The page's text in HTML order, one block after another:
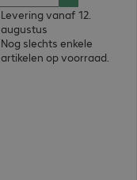
Levering vanaf 12.
augustus
Nog slechts enkele
artikelen op voorraad.